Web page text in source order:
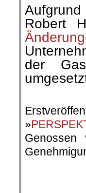
Robert
der
»